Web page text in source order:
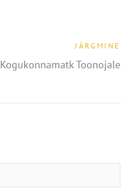
JÄRGMINE
Kogukonnamatk Toonojale